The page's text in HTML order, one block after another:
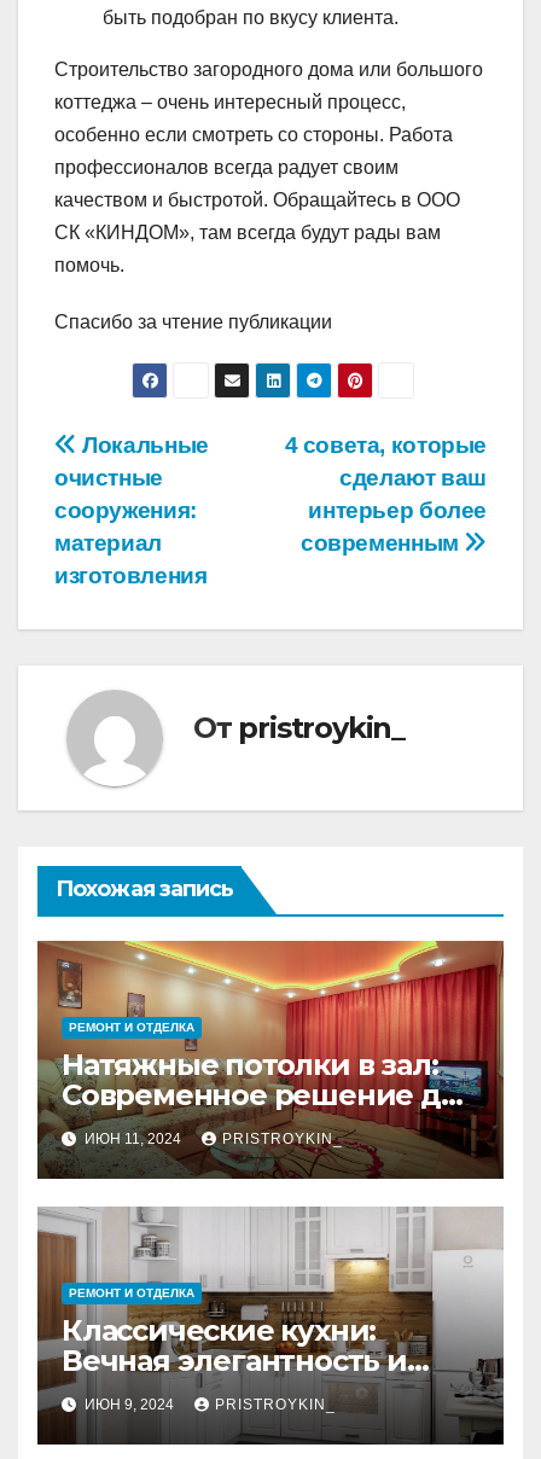
быть подобран по вкусу клиента.
Строительство загородного дома или большого
коттеджа – очень интересный процесс,
особенно если смотреть со стороны. Работа
профессионалов всегда радует своим
качеством и быстротой. Обращайтесь в ООО
СК «КИНДОМ», там всегда будут рады вам
помочь.
Спасибо за чтение публикации
Навигация
по
записям
4 совета, которые
сделают ваш
интерьер более
современным
Локальные
очистные
сооружения:
материал
изготовления
От pristroykin_
Похожая запись
РЕМОНТ И ОТДЕЛКА
Натяжные потолки в зал:
Современное решение для
стильного интерьера
ИЮН 11, 2024 PRISTROYKIN_
РЕМОНТ И ОТДЕЛКА
Классические кухни:
Вечная элегантность и
практичность
ИЮН 9, 2024 PRISTROYKIN_